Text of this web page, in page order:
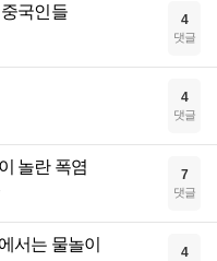
국인들 4
댓글
4
댓글
놀란 폭염 7
댓글
서는 물놀이 4